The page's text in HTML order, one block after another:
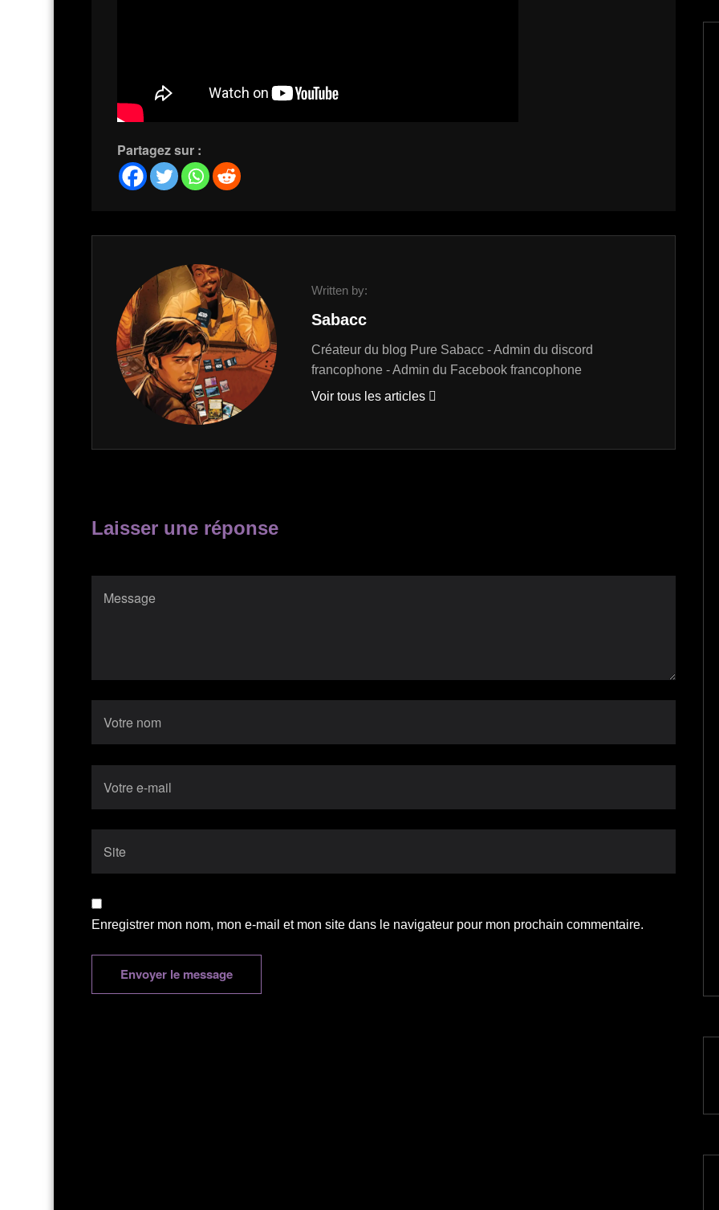
Partagez sur :
Written by:
Sabacc
Créateur du blog Pure Sabacc - Admin du discord
francophone - Admin du Facebook francophone
Voir tous les articles
Laisser une réponse
Enregistrer mon nom, mon e-mail et mon site dans le navigateur pour mon prochain commentaire.